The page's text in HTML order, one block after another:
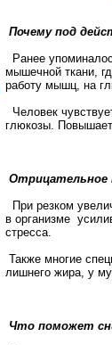
Почему под
Ранее
мышечной ткани,
работу мышц, на
Человек
глюкозы.
Отрицательное
При резком
в организме
стресса.
Также многие
лишнего жира, у
Что поможет